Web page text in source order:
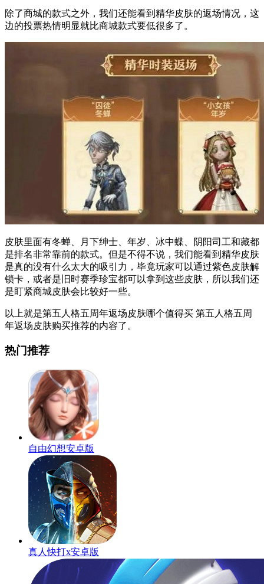
除了商城的款式之外，我们还能看到精华皮肤的返场情况，这
边的投票热情明显就比商城款式要低很多了。
皮肤里面有冬蝉、月下绅士、年岁、冰中蝶、阴阳司工和藏都
是排名非常靠前的款式。但是不得不说，我们能看到精华皮肤
是真的没有什么太大的吸引力，毕竟玩家可以通过紫色皮肤解
锁卡，或者是旧时赛季珍宝都可以拿到这些皮肤，所以我们还
是盯紧商城皮肤会比较好一些。
以上就是第五人格五周年返场皮肤哪个值得买 第五人格五周
年返场皮肤购买推荐的内容了。
热门推荐
自由幻想安卓版
真人快打x安卓版